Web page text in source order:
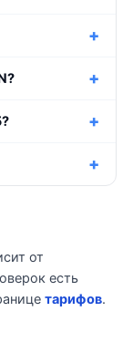
от
есть
тарифов.